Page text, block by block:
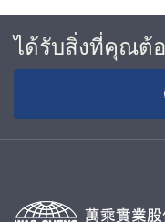
ได้รับสิ่งที่คุณต้